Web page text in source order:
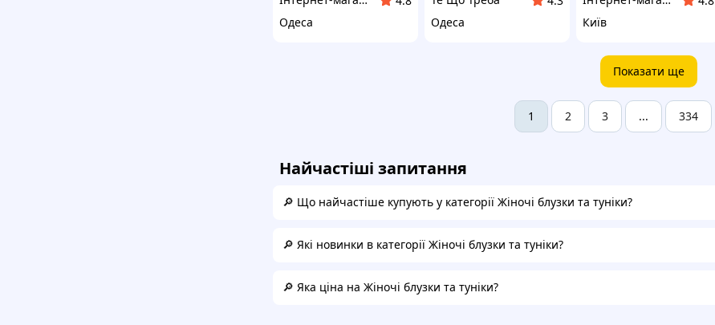
Одеса
Одеса
Київ
Показати ще
1 2 3 ... 334
Найчастіші запитання
🔎 Що найчастіше купують у категорії Жіночі блузки та туніки?
🔎 Які новинки в категорії Жіночі блузки та туніки?
🔎 Яка ціна на Жіночі блузки та туніки?